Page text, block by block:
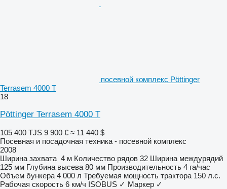
посевной комплекс Pöttinger
Terrasem 4000 T
18
Pöttinger Terrasem 4000 T
105 400 TJS 9 900 € ≈ 11 440 $
Посевная и посадочная техника - посевной комплекс
2008
Ширина захвата 4 м Количество рядов 32 Ширина междурядий
125 мм Глубина высева 80 мм Производительность 4 га/час
Объем бункера 4 000 л Требуемая мощность трактора 150 л.с.
Рабочая скорость 6 км/ч ISOBUS ✓ Маркер ✓